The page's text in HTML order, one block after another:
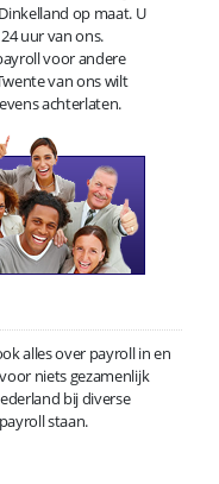
op maat. U
uur van ons.
voor andere
van ons wilt
achterlaten.
alles over payroll in en
niets gezamenlijk
bij diverse
staan.